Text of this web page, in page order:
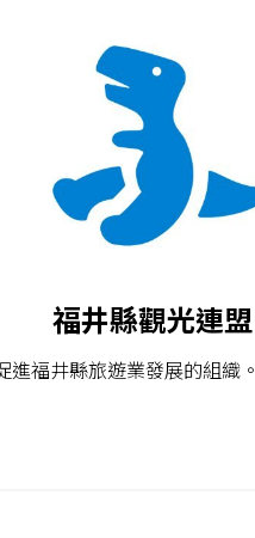
福井縣觀光連盟
進福井縣旅遊業發展的組織。